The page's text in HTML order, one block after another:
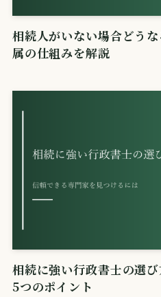
相続人がいない場合どう
属の仕組みを解説
相続に強い行政書士の選
5つのポイント